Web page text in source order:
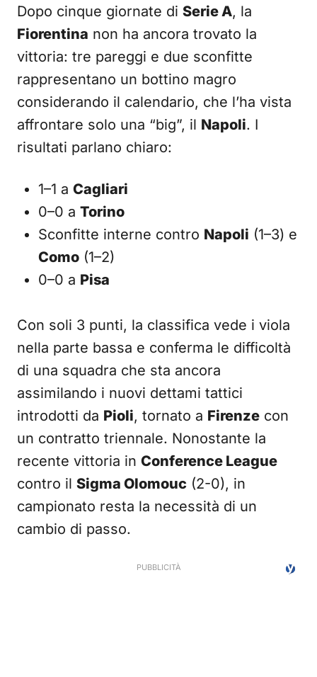
Dopo cinque giornate di Serie A, la
Fiorentina non ha ancora trovato la
vittoria: tre pareggi e due sconfitte
rappresentano un bottino magro
considerando il calendario, che l’ha vista
affrontare solo una “big”, il Napoli. I
risultati parlano chiaro:
1–1 a Cagliari
0–0 a Torino
Sconfitte interne contro Napoli (1–3) e
Como (1–2)
0–0 a Pisa
Con soli 3 punti, la classifica vede i viola
nella parte bassa e conferma le difficoltà
di una squadra che sta ancora
assimilando i nuovi dettami tattici
introdotti da Pioli, tornato a Firenze con
un contratto triennale. Nonostante la
recente vittoria in Conference League
contro il Sigma Olomouc (2-0), in
campionato resta la necessità di un
cambio di passo.